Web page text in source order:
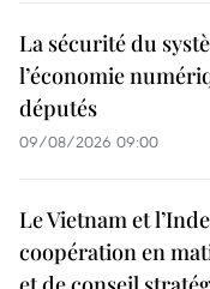
La sécurité du
l’économie
députés
09/08/2026 09:00
Le Vietnam et
coopération en